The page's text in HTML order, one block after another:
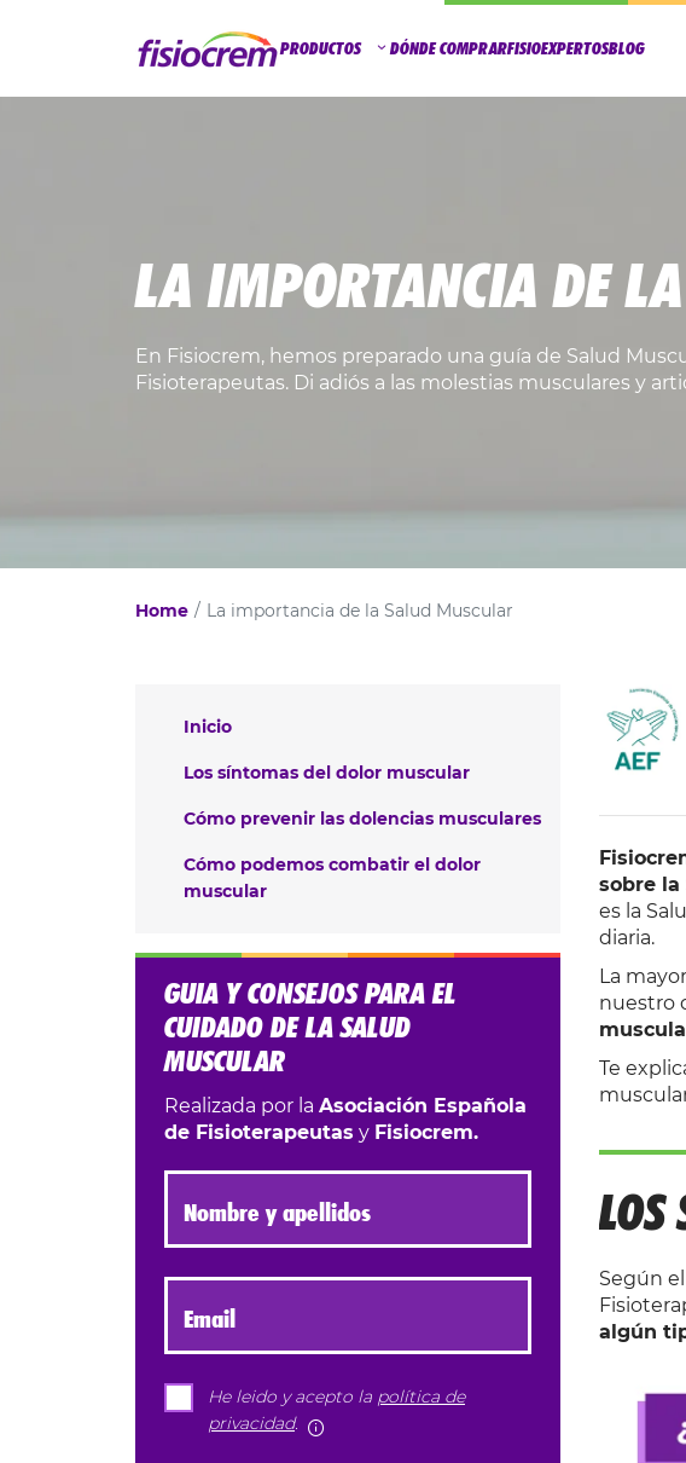
PRODUCTOS DÓNDE COMPRARFISIOEXPERTOSBLOG
LA IMPORTANCIA DE
En Fisiocrem, hemos preparado una guía de Salud
Fisioterapeutas. Di adiós a las molestias musculares y
Home La importancia de la Salud Muscular
Inicio
Los síntomas del dolor muscular
Cómo prevenir las dolencias musculares
Cómo podemos combatir el dolor
muscular
GUIA Y CONSEJOS PARA EL
CUIDADO DE LA SALUD
MUSCULAR
Realizada por la Asociación Española
de Fisioterapeutas y Fisiocrem.
Nombre y apellidos
Email
He leido y acepto la política de
privacidad.
sobre la
es la
diaria.
La
nuestro
Te
LOS
Según
algún